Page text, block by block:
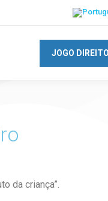
JOGO
da criança”.